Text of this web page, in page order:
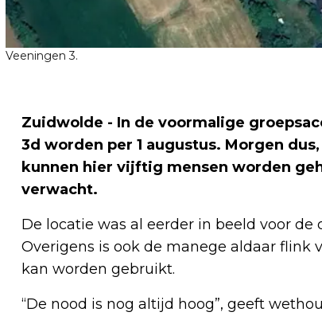
Veeningen 3.
Zuidwolde - In de voormalige
3d worden per 1 augustus. Morgen
kunnen hier vijftig mensen worden
verwacht.
De locatie was al eerder in beeld voor
Overigens is ook de manege aldaar flink
kan worden gebruikt.
“De nood is nog altijd hoog”, geeft